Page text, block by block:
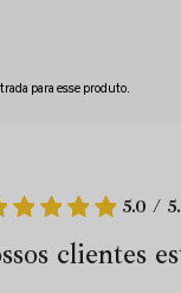
para esse produto.
5.0 /
clientes